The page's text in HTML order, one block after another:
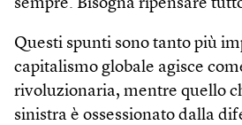
sempre. Bisogna ripensare
Questi spunti sono tanto più
capitalismo globale agisce
rivoluzionaria, mentre quello
sinistra è ossessionato dalla